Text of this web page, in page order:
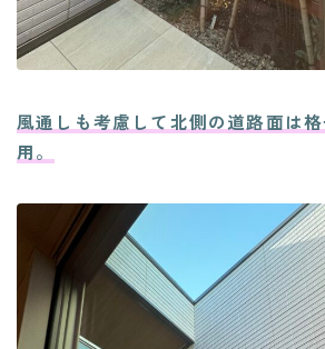
風通しも考慮して北側の道路面は
用。